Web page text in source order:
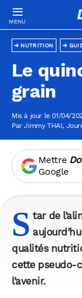
NUTRITION
Le
grain
Mis à jour le 01/04/
ParJimmy THAI,
Mettre
Google
S tar de
qualités
cette pseudo-
l’avenir.